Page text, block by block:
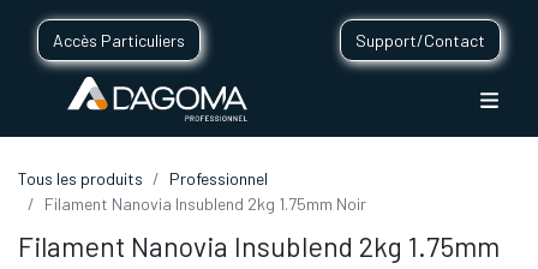
Accès Particuliers Support/Contact
Tous les produits
Professionnel
Filament Nanovia Insublend 2kg 1.75mm Noir
Filament Nanovia Insublend 2kg 1.75mm